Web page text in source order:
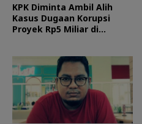
KPK Diminta Ambil Alih
Kasus Dugaan Korupsi
Proyek Rp5 Miliar di